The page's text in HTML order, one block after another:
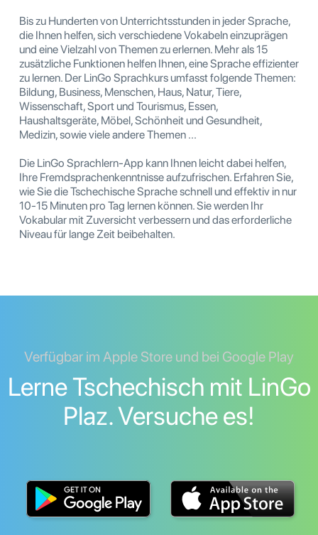
Bis zu Hunderten von Unterrichtsstunden in jeder Sprache,
die Ihnen helfen, sich verschiedene Vokabeln einzuprägen
und eine Vielzahl von Themen zu erlernen. Mehr als 15
zusätzliche Funktionen helfen Ihnen, eine Sprache effizienter
zu lernen. Der LinGo Sprachkurs umfasst folgende Themen:
Bildung, Business, Menschen, Haus, Natur, Tiere,
Wissenschaft, Sport und Tourismus, Essen,
Haushaltsgeräte, Möbel, Schönheit und Gesundheit,
Medizin, sowie viele andere Themen ...
Die LinGo Sprachlern-App kann Ihnen leicht dabei helfen,
Ihre Fremdsprachenkenntnisse aufzufrischen. Erfahren Sie,
wie Sie die Tschechische Sprache schnell und effektiv in nur
10-15 Minuten pro Tag lernen können. Sie werden Ihr
Vokabular mit Zuversicht verbessern und das erforderliche
Niveau für lange Zeit beibehalten.
Verfügbar im Apple Store und bei Google Play
Lerne Tschechisch mit LinGo
Plaz. Versuche es!